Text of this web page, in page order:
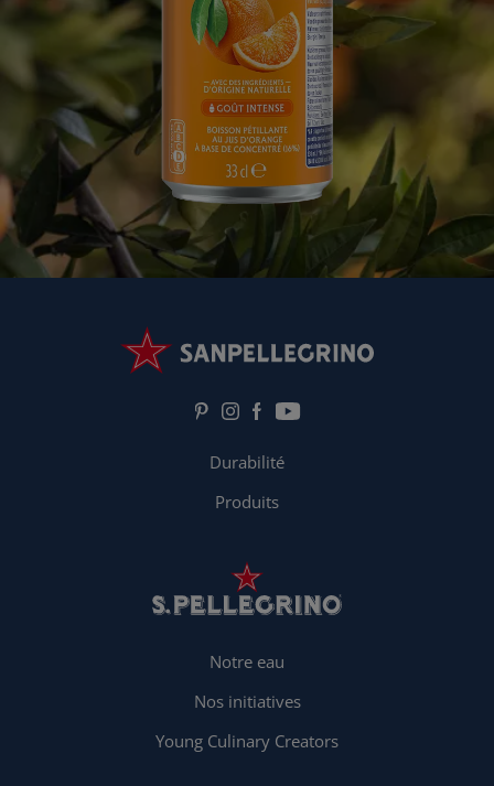
Durabilité
Produits
Notre eau
Nos initiatives
Young Culinary Creators